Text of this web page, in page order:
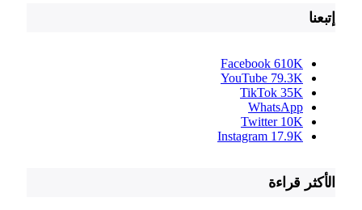
إتبعنا
Facebook 610K
YouTube 79.3K
TikTok 35K
WhatsApp
Twitter 10K
Instagram 17.9K
الأكثر قراءة